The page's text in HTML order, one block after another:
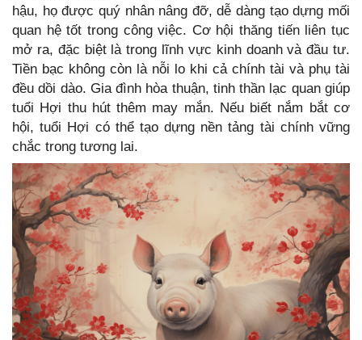
hậu, họ được quý nhân nâng đỡ, dễ dàng tạo dựng mối
quan hệ tốt trong công việc. Cơ hội thăng tiến liên tục
mở ra, đặc biệt là trong lĩnh vực kinh doanh và đầu tư.
Tiền bạc không còn là nỗi lo khi cả chính tài và phụ tài
đều dồi dào. Gia đình hòa thuận, tinh thần lạc quan giúp
tuổi Hợi thu hút thêm may mắn. Nếu biết nắm bắt cơ
hội, tuổi Hợi có thể tạo dựng nền tảng tài chính vững
chắc trong tương lai.